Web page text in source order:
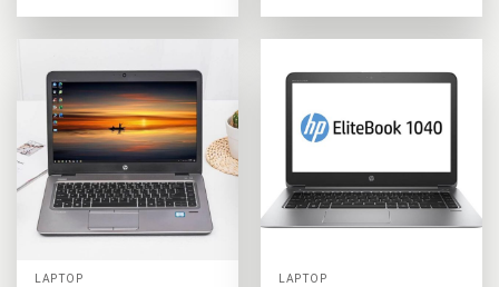
là:
tại
7.500.000 VND.
là:
tại
6.600.000 VND.
LAPTOP LAPTOP